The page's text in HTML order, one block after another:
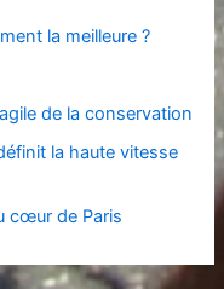
la meilleure ?
de la conservation
la haute vitesse
cœur de Paris